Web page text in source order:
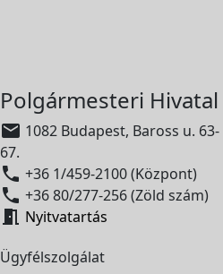
Polgármesteri Hivatal
 1082 Budapest, Baross u. 63-
67.
 +36 1/459-2100 (Központ)
 +36 80/277-256 (Zöld szám)
 Nyitvatartás
Ügyfélszolgálat